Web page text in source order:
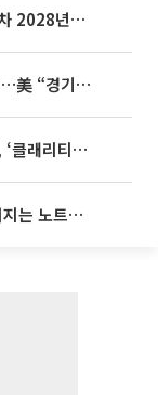
종부세 개편에도…1·3주택 종부세 격차 2028년부터 확대
이란, 미국에 호르무즈 합의 조건 제시…美 “경기 아직 안 끝나” [종합]
미국, 가상자산 포괄 규제 속도…상원, ‘클래리티법’ 9월 절차투표 추진
맥북 품은 삼성에 ‘중국산’ 맹추격⋯커지는 노트북 OLED 시장